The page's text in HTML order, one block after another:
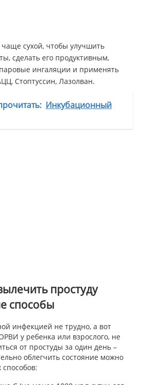
сухой, чтобы улучшить
сделать его продуктивным,
ингаляции и применять
Стоптуссин, Лазолван.
Инкубационный
простуду
способы
инфекцией не трудно, а вот
у ребенка или взрослого, не
от простуды за один день –
облегчить состояние можно
способов: